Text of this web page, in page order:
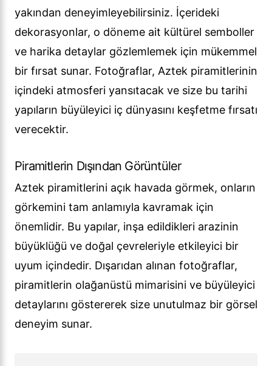
yakından deneyimleyebilirsiniz. İçerideki
dekorasyonlar, o döneme ait kültürel semboller
ve harika detaylar gözlemlemek için mükemmel
bir fırsat sunar. Fotoğraflar, Aztek piramitlerinin
içindeki atmosferi yansıtacak ve size bu tarihi
yapıların büyüleyici iç dünyasını keşfetme fırsatı
verecektir.
Piramitlerin Dışından Görüntüler
Aztek piramitlerini açık havada görmek, onların
görkemini tam anlamıyla kavramak için
önemlidir. Bu yapılar, inşa edildikleri arazinin
büyüklüğü ve doğal çevreleriyle etkileyici bir
uyum içindedir. Dışarıdan alınan fotoğraflar,
piramitlerin olağanüstü mimarisini ve büyüleyici
detaylarını göstererek size unutulmaz bir görsel
deneyim sunar.